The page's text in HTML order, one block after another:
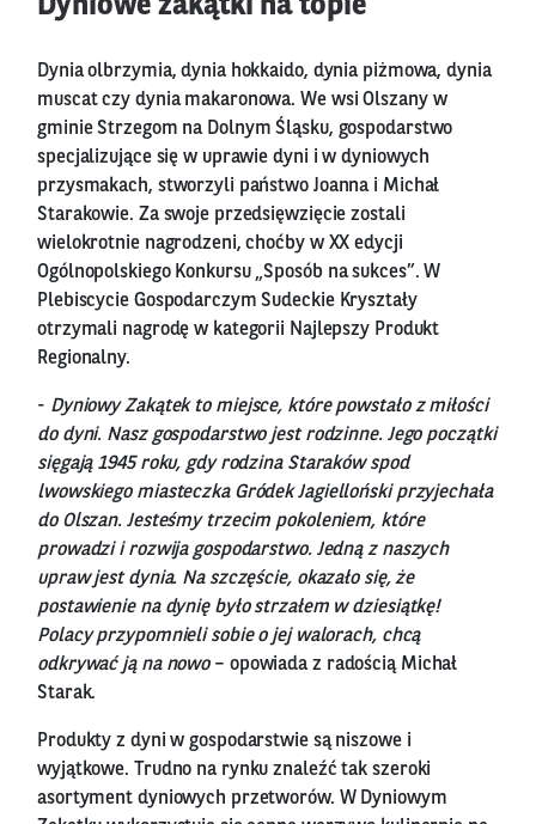
Dyniowe zakątki na topie
Dynia olbrzymia, dynia hokkaido, dynia piżmowa, dynia
muscat czy dynia makaronowa. We wsi Olszany w
gminie Strzegom na Dolnym Śląsku, gospodarstwo
specjalizujące się w uprawie dyni i w dyniowych
przysmakach, stworzyli państwo Joanna i Michał
Starakowie. Za swoje przedsięwzięcie zostali
wielokrotnie nagrodzeni, choćby w XX edycji
Ogólnopolskiego Konkursu „Sposób na sukces”. W
Plebiscycie Gospodarczym Sudeckie Kryształy
otrzymali nagrodę w kategorii Najlepszy Produkt
Regionalny.
- Dyniowy Zakątek to miejsce, które powstało z miłości
do dyni. Nasz gospodarstwo jest rodzinne. Jego początki
sięgają 1945 roku, gdy rodzina Staraków spod
lwowskiego miasteczka Gródek Jagielloński przyjechała
do Olszan. Jesteśmy trzecim pokoleniem, które
prowadzi i rozwija gospodarstwo. Jedną z naszych
upraw jest dynia. Na szczęście, okazało się, że
postawienie na dynię było strzałem w dziesiątkę!
Polacy przypomnieli sobie o jej walorach, chcą
odkrywać ją na nowo– opowiada z radością Michał
Starak.
Produkty z dyni w gospodarstwie są niszowe i
wyjątkowe. Trudno na rynku znaleźć tak szeroki
asortyment dyniowych przetworów. W Dyniowym